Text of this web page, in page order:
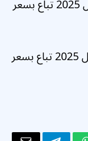
الفئة الأولي من سيارة سيتروين C4 موديل 2025 تباع بسعر
الفئة الثانية من سيارة سيتروين C4 موديل 2025 تباع بسعر